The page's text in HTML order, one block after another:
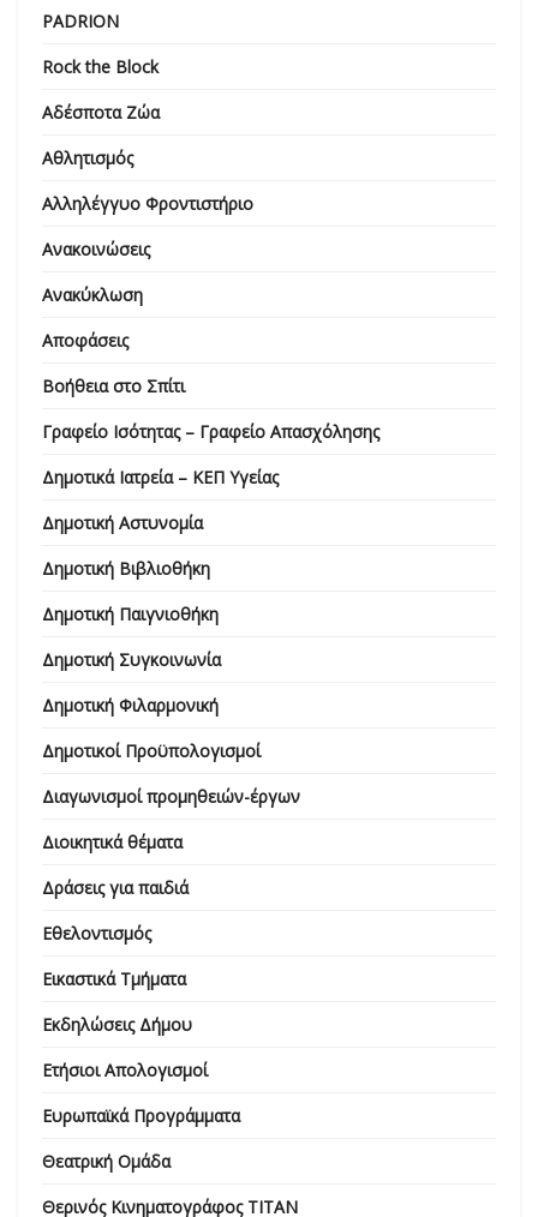
PADRION
Rock the Block
Αδέσποτα Ζώα
Αθλητισμός
Αλληλέγγυο Φροντιστήριο
Ανακοινώσεις
Ανακύκλωση
Αποφάσεις
Βοήθεια στο Σπίτι
Γραφείο Ισότητας – Γραφείο Απασχόλησης
Δημοτικά Ιατρεία – ΚΕΠ Υγείας
Δημοτική Αστυνομία
Δημοτική Βιβλιοθήκη
Δημοτική Παιγνιοθήκη
Δημοτική Συγκοινωνία
Δημοτική Φιλαρμονική
Δημοτικοί Προϋπολογισμοί
Διαγωνισμοί προμηθειών-έργων
Διοικητικά θέματα
Δράσεις για παιδιά
Εθελοντισμός
Εικαστικά Τμήματα
Εκδηλώσεις Δήμου
Ετήσιοι Απολογισμοί
Ευρωπαϊκά Προγράμματα
Θεατρική Ομάδα
Θερινός Κινηματογράφος ΤΙΤΑΝ